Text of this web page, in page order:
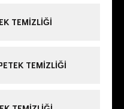
TEMIZLIĞI
TEMIZLIĞI